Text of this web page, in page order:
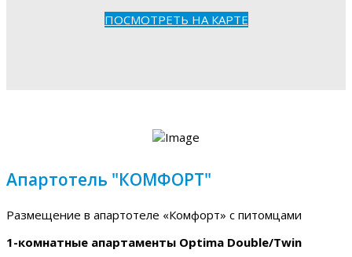
ПОСМОТРЕТЬ НА КАРТЕ
Апартотель "КОМФОРТ"
Размещение в апартотеле «Комфорт» с питомцами
1-комнатные апартаменты Optima Double/Twin